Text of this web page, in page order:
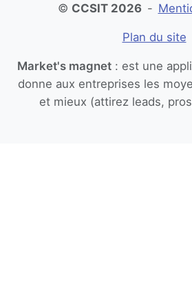
© CCSIT 2026 -
Plan du site
Market's magnet: est une
donne aux entreprises les
et mieux (attirez leads,